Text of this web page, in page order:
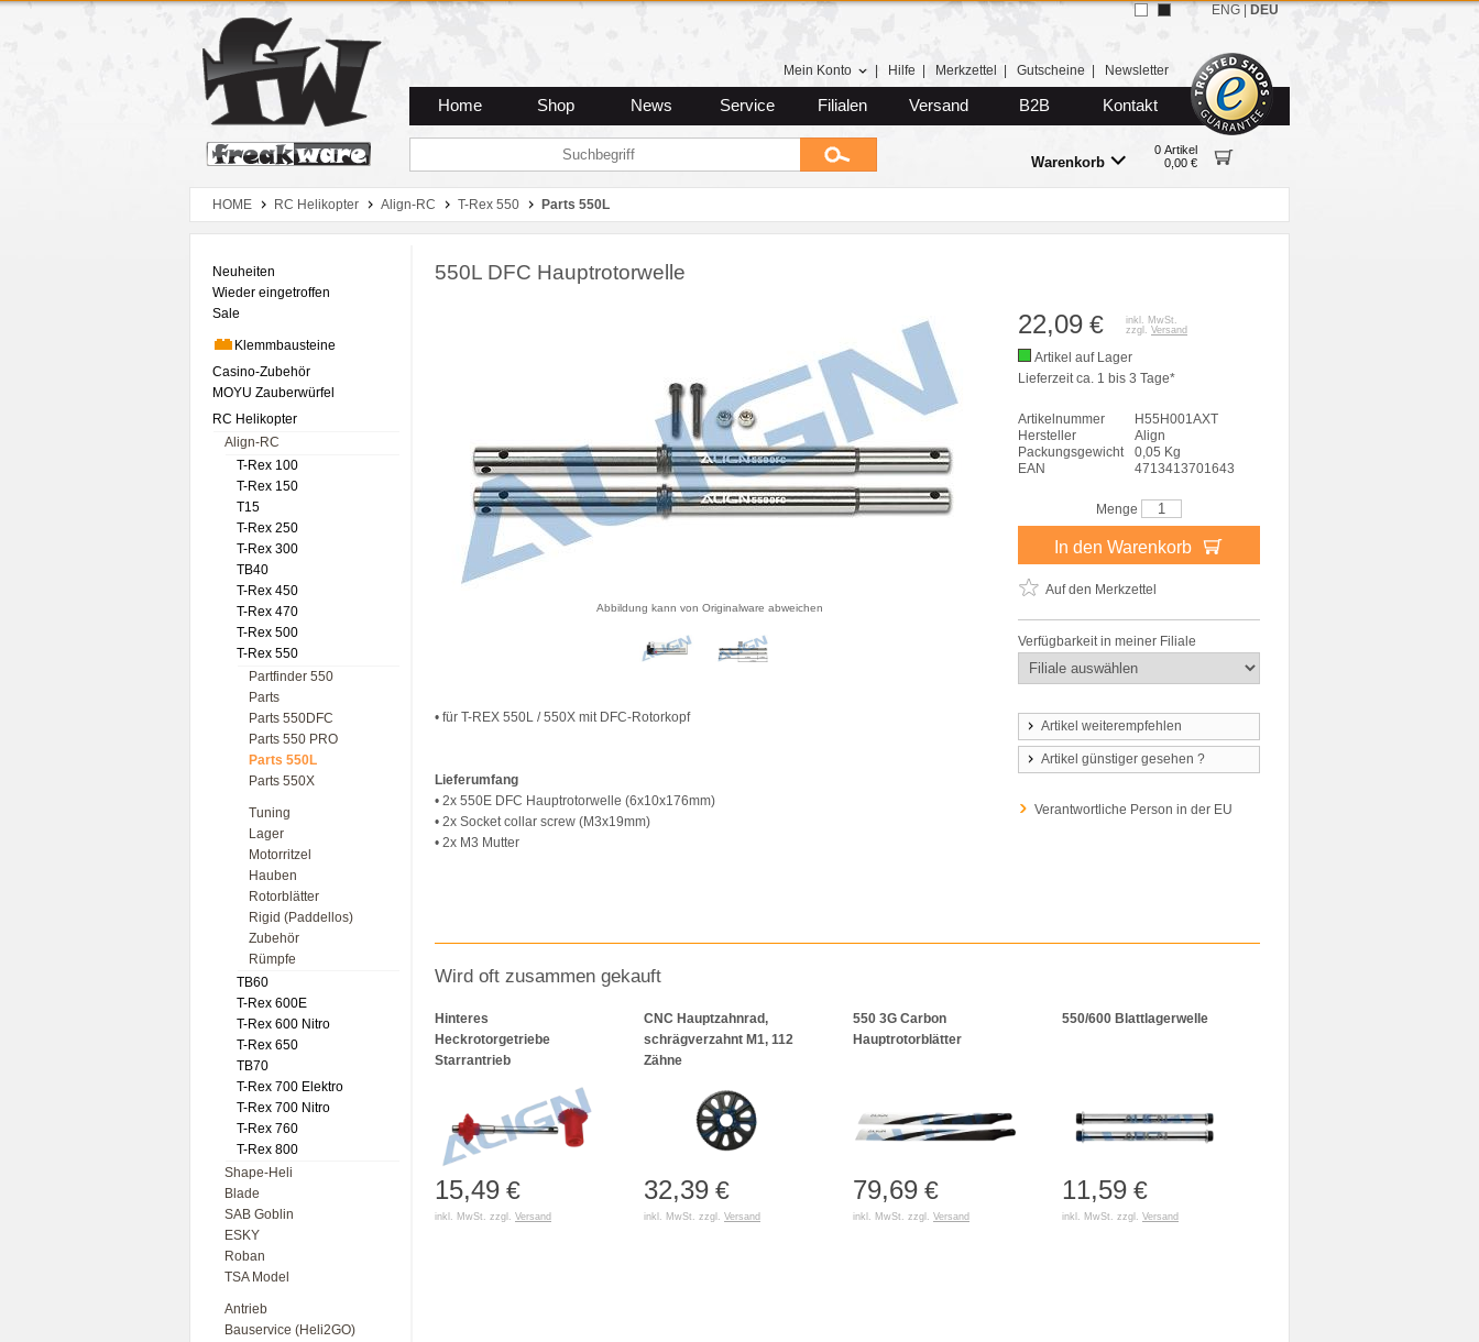
Zum Hauptmenue
Zum Seiteninhalt
Zum Warenkob
Mein Konto Hilfe Merkzettel Gutscheine Newsletter
Home Shop News Service Filialen Versand B2B Kontakt
Warenkorb
0 Artikel
0,00 €
ENG DEU
HOME RC Helikopter Align-RC T-Rex 550 Parts 550L
Neuheiten
Wieder eingetroffen
Sale
Klemmbausteine
Casino-Zubehör
MOYU Zauberwürfel
RC Helikopter
Align-RC
T-Rex 100
T-Rex 150
T15
T-Rex 250
T-Rex 300
TB40
T-Rex 450
T-Rex 470
T-Rex 500
T-Rex 550
Partfinder 550
Parts
Parts 550DFC
Parts 550 PRO
Parts 550L
Parts 550X
Tuning
Lager
Motorritzel
Hauben
Rotorblätter
Rigid (Paddellos)
Zubehör
Rümpfe
TB60
T-Rex 600E
T-Rex 600 Nitro
T-Rex 650
TB70
T-Rex 700 Elektro
T-Rex 700 Nitro
T-Rex 760
T-Rex 800
Shape-Heli
Blade
SAB Goblin
ESKY
Roban
TSA Model
Antrieb
Bauservice (Heli2GO)
550L DFC Hauptrotorwelle
Abbildung kann von Originalware abweichen
• für T-REX 550L / 550X mit DFC-Rotorkopf
Lieferumfang
• 2x 550E DFC Hauptrotorwelle (6x10x176mm)
• 2x Socket collar screw (M3x19mm)
• 2x M3 Mutter
22,09 €
inkl. MwSt.
zzgl. Versand
Artikel auf Lager
Lieferzeit ca. 1 bis 3 Tage*
Artikelnummer
H55H001AXT
Hersteller
Align
Packungsgewicht
0,05 Kg
EAN
4713413701643
Menge
In den Warenkorb
Auf den Merkzettel
Verfügbarkeit in meiner Filiale
Artikel weiterempfehlen
Artikel günstiger gesehen ?
Verantwortliche Person in der EU
Wird oft zusammen gekauft
Hinteres
Heckrotorgetriebe
Starrantrieb
15,49 €
inkl. MwSt. zzgl. Versand
CNC Hauptzahnrad,
schrägverzahnt M1, 112
Zähne
32,39 €
inkl. MwSt. zzgl. Versand
550 3G Carbon
Hauptrotorblätter
79,69 €
inkl. MwSt. zzgl. Versand
550/600 Blattlagerwelle
11,59 €
inkl. MwSt. zzgl. Versand